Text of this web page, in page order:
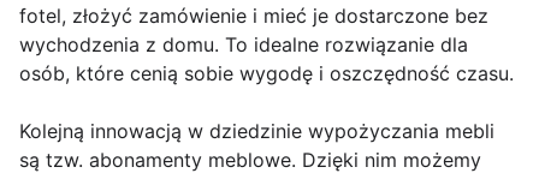
fotel, złożyć zamówienie i mieć je dostarczone bez
wychodzenia z domu. To idealne rozwiązanie dla
osób, które cenią sobie wygodę i oszczędność czasu.
Kolejną innowacją w dziedzinie wypożyczania mebli
są tzw. abonamenty meblowe. Dzięki nim możemy